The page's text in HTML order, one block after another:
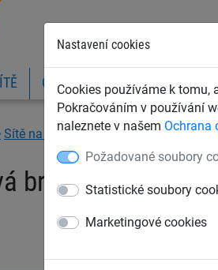
Nastavení cookies
Cookies používáme k tomu,
Pokračováním v používání
naleznete v našem Ochrana
Požadované soubory
Statistické soubory
Marketingové cookies
OCHRANNÉ SÍTĚ A PLACHTY
Sítě na fotbal Fotbalové brankové
branková síť 4,5